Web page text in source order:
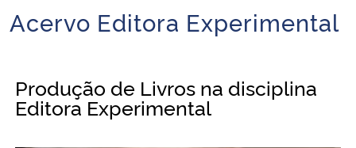
Ministério da Infraestrutura
Ministério da Educação
Início do conteúdo
Acervo Editora Experimental
Produção de Livros na disciplina
Editora Experimental